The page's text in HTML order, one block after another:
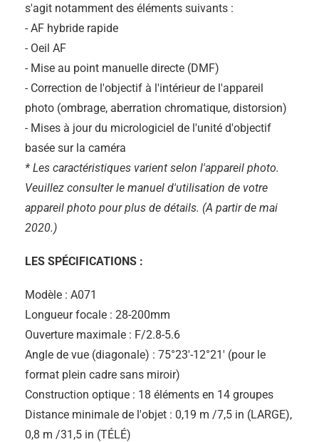
s'agit notamment des éléments suivants :
- AF hybride rapide
- Oeil AF
- Mise au point manuelle directe (DMF)
- Correction de l'objectif à l'intérieur de l'appareil
photo (ombrage, aberration chromatique, distorsion)
- Mises à jour du micrologiciel de l'unité d'objectif
basée sur la caméra
* Les caractéristiques varient selon l'appareil photo.
Veuillez consulter le manuel d'utilisation de votre
appareil photo pour plus de détails. (A partir de mai
2020.)
LES SPÉCIFICATIONS :
Modèle : A071
Longueur focale : 28-200mm
Ouverture maximale : F/2.8-5.6
Angle de vue (diagonale) : 75°23′-12°21' (pour le
format plein cadre sans miroir)
Construction optique : 18 éléments en 14 groupes
Distance minimale de l'objet : 0,19 m /7,5 in (LARGE),
0,8 m /31,5 in (TÉLÉ)